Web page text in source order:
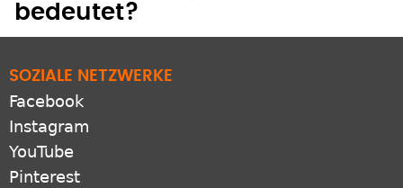
bedeutet?
SOZIALE NETZWERKE
Facebook
Instagram
YouTube
Pinterest